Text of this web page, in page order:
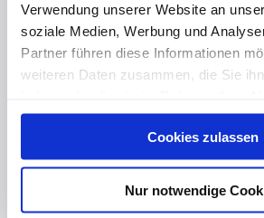
Verwendung unserer Website an
soziale Medien, Werbung und
Partner führen diese Informationen
weiteren Daten zusammen, die Sie
gesammelt haben. Hier finden Sie
und unserImpressum.
Cookies zulassen
Nur notwendige
vor 2 Jahren
Wartezeit reduzieren, schneller